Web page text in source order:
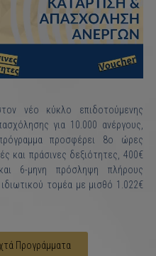
νέο κύκλο επιδοτούμενης
για 10.000 ανέργους,
προσφέρει 8ο ώρες
και πράσινες δεξιότητες, 400€
6-μηνη πρόσληψη πλήρους
τομέα με μισθό 1.022€
Προγράμματα